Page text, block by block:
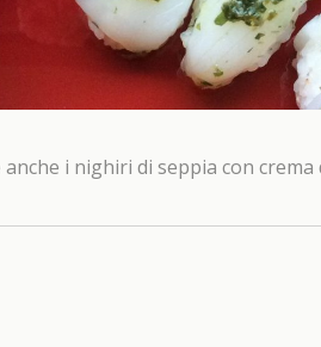
i nighiri di seppia con crema